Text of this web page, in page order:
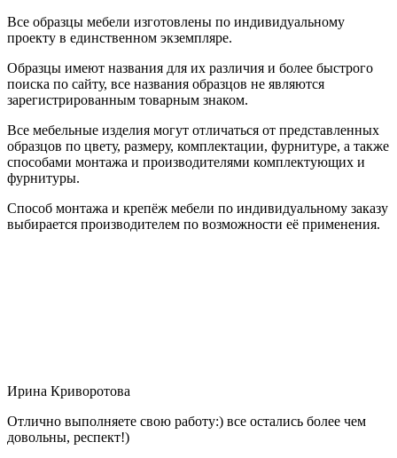
Все образцы мебели изготовлены по индивидуальному
проекту в единственном экземпляре.
Образцы имеют названия для их различия и более быстрого
поиска по сайту, все названия образцов не являются
зарегистрированным товарным знаком.
Все мебельные изделия могут отличаться от представленных
образцов по цвету, размеру, комплектации, фурнитуре, а также
способами монтажа и производителями комплектующих и
фурнитуры.
Способ монтажа и крепёж мебели по индивидуальному заказу
выбирается производителем по возможности её применения.
Ирина Криворотова
Отлично выполняете свою работу:) все остались более чем
довольны, респект!)